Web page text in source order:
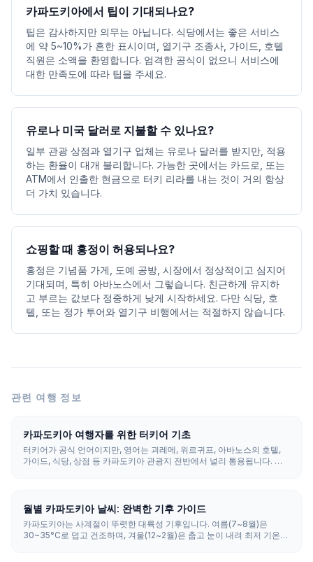
카파도키아에서 팁이 기대되나요?
팁은 감사하지만 의무는 아닙니다. 식당에서는 좋은 서비스
에 약 5~10%가 흔한 표시이며, 열기구 조종사, 가이드, 호텔
직원은 소액을 환영합니다. 엄격한 공식이 없으니 서비스에
대한 만족도에 따라 팁을 주세요.
유로나 미국 달러로 지불할 수 있나요?
일부 관광 상점과 열기구 업체는 유로나 달러를 받지만, 적용
하는 환율이 대개 불리합니다. 가능한 곳에서는 카드로, 또는
ATM에서 인출한 현금으로 터키 리라를 내는 것이 거의 항상
더 가치 있습니다.
쇼핑할 때 흥정이 허용되나요?
흥정은 기념품 가게, 도예 공방, 시장에서 정상적이고 심지어
기대되며, 특히 아바노스에서 그렇습니다. 친근하게 유지하
고 부르는 값보다 정중하게 낮게 시작하세요. 다만 식당, 호
텔, 또는 정가 투어와 열기구 비행에서는 적절하지 않습니다.
관련 여행 정보
카파도키아 여행자를 위한 터키어 기초
터키어가 공식 언어이지만, 영어는 괴레메, 위르귀프, 아바노스의 호텔,
가이드, 식당, 상점 등 카파도키아 관광지 전반에서 널리 통용됩니다. 터
월별 카파도키아 날씨: 완벽한 기후 가이드
카파도키아는 사계절이 뚜렷한 대륙성 기후입니다. 여름(7~8월)은
30~35°C로 덥고 건조하며, 겨울(12~2월)은 춥고 눈이 내려 최저 기온이